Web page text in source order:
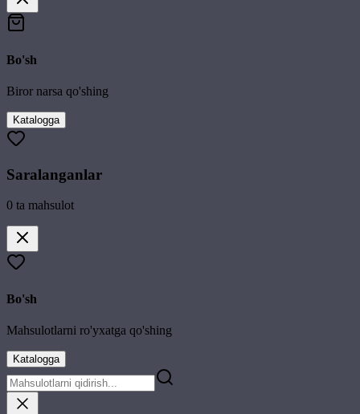
Bo'sh
Biror narsa qo'shing
Katalogga
Saralanganlar
0 ta mahsulot
Bo'sh
Mahsulotlarni ro'yxatga qo'shing
Katalogga